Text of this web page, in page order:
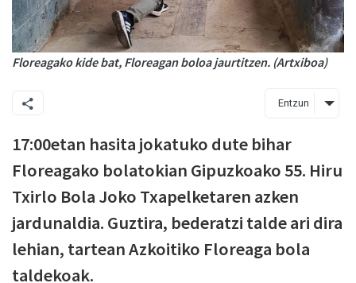
Floreagako kide bat, Floreagan boloa jaurtitzen. (Artxiboa)
Entzun
17:00etan hasita jokatuko dute bihar
Floreagako bolatokian Gipuzkoako 55. Hiru
Txirlo Bola Joko Txapelketaren azken
jardunaldia. Guztira, bederatzi talde ari dira
lehian, tartean Azkoitiko Floreaga bola
taldekoak.